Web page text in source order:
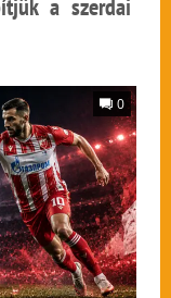
a szerdai
0